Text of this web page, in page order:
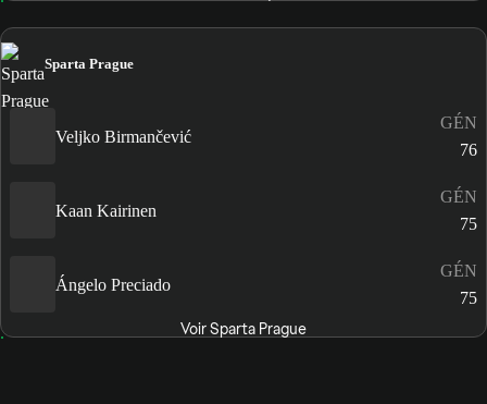
Sparta Prague
Veljko Birmančević
GÉN
76
Kaan Kairinen
GÉN
75
Ángelo Preciado
GÉN
75
Voir Sparta Prague